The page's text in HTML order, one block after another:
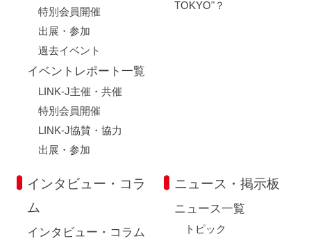
特別会員開催
出展・参加
過去イベント
イベントレポート一覧
LINK-J主催・共催
特別会員開催
LINK-J協賛・協力
出展・参加
TOKYO"？
インタビュー・コラ
ム
インタビュー・コラム
ニュース・掲示板
ニュース一覧
トピック